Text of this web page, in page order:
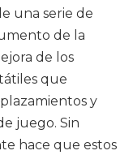
una serie de
de la
de los
que
y
juego. Sin
hace que estos